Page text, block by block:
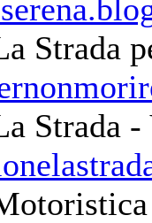
Strada
Strada -